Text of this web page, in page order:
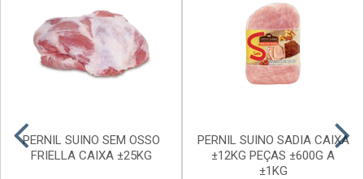
PERNIL SUINO SEM OSSO
FRIELLA CAIXA ±25KG
PERNIL SUINO SADIA CAIXA
±12KG PEÇAS ±600G A
±1KG